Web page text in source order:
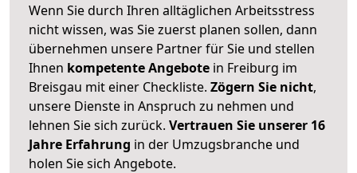
Wenn Sie durch Ihren alltäglichen Arbeitsstress
nicht wissen, was Sie zuerst planen sollen, dann
übernehmen unsere Partner für Sie und stellen
Ihnen kompetente Angebote in Freiburg im
Breisgau mit einer Checkliste. Zögern Sie nicht,
unsere Dienste in Anspruch zu nehmen und
lehnen Sie sich zurück. Vertrauen Sie unserer 16
Jahre Erfahrung in der Umzugsbranche und
holen Sie sich Angebote.